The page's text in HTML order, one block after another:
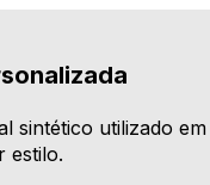
sintético utilizado
estilo.